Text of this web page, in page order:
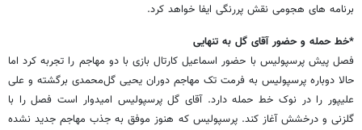
برنامه های هجومی نقش پررنگی ایفا خواهد کرد.
*خط حمله و حضور آقای گل به تنهایی
فصل پیش پرسپولیس با حضور اسماعیل کارتال بازی با دو مهاجم را تجربه کرد اما
حالا دوباره پرسپولیس به فرمت تک مهاجم دوران یحیی گل‌محمدی برگشته و علی
علیپور را در نوک خط حمله دارد. آقای گل پرسپولیس امیدوار است فصل را با
گلزنی و درخشش آغاز کند. پرسپولیس که هنوز موفق به جذب مهاجم جدید نشده